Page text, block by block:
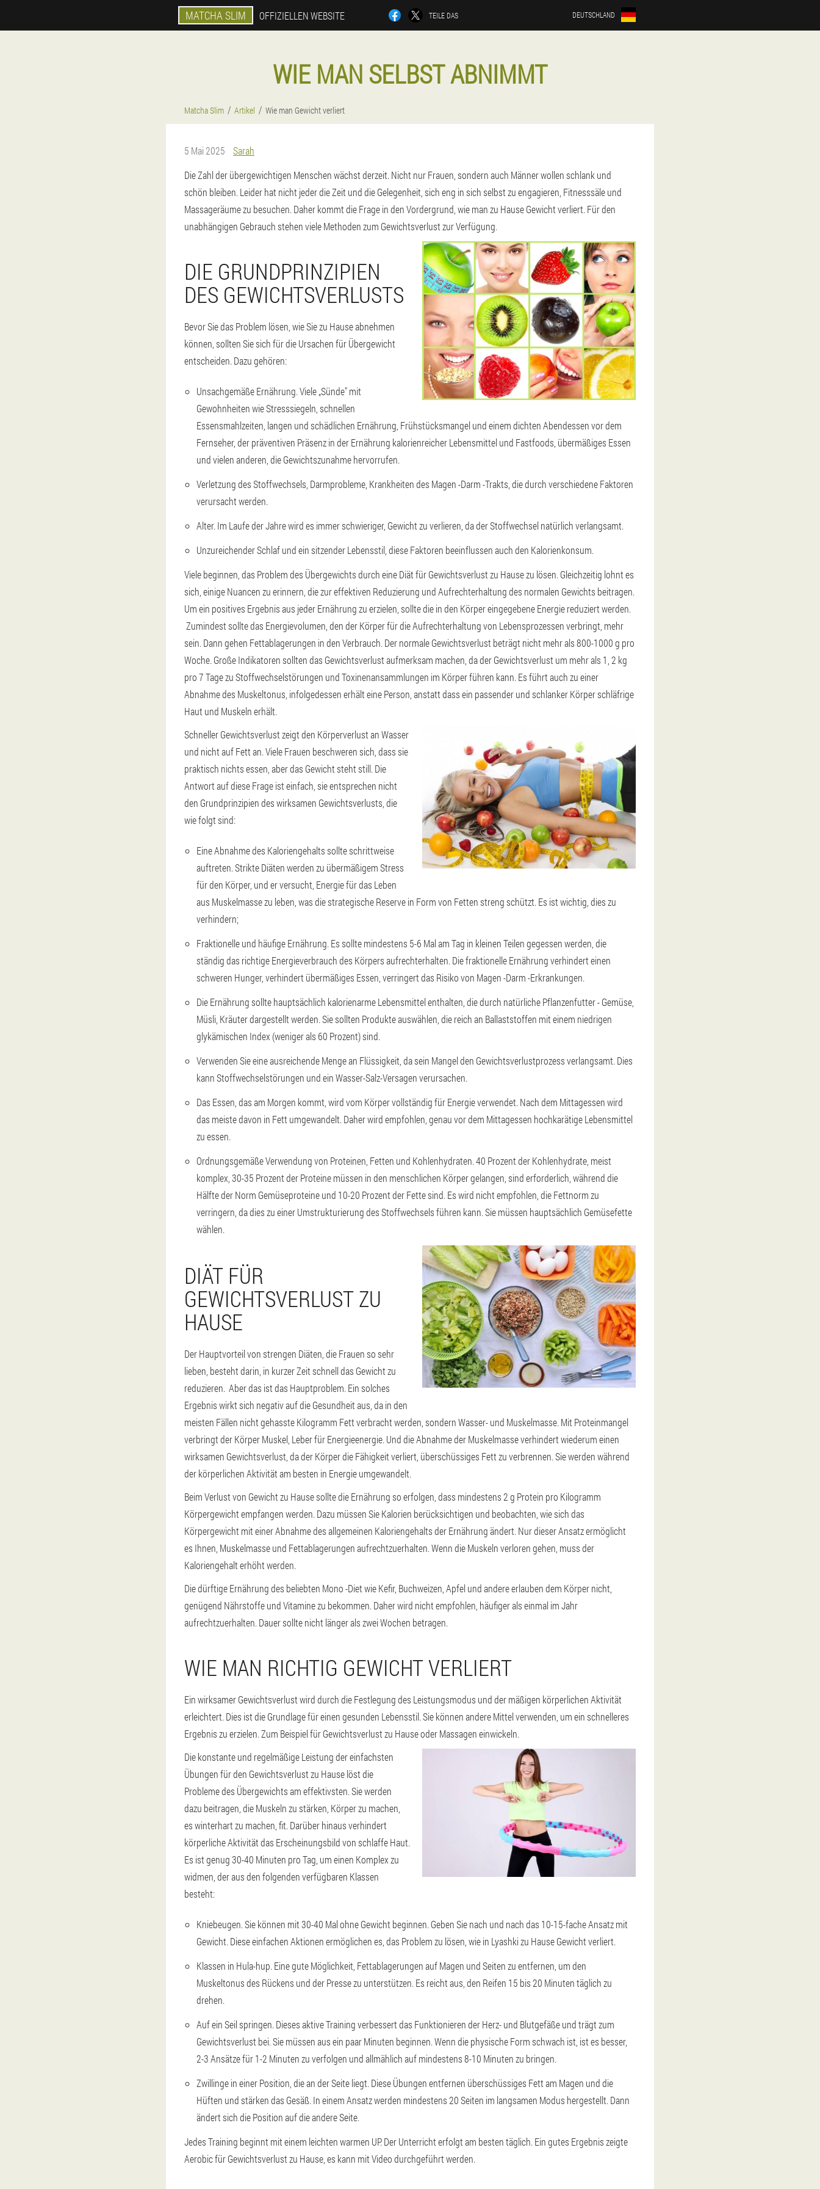
MATCHA SLIM OFFIZIELLEN WEBSITE TEILE DAS DEUTSCHLAND
WIE MAN SELBST ABNIMMT
Matcha Slim Artikel Wie man Gewicht verliert
5 Mai 2025
Sarah
Die Zahl der übergewichtigen Menschen wächst derzeit. Nicht nur Frauen, sondern auch Männer wollen schlank und
schön bleiben. Leider hat nicht jeder die Zeit und die Gelegenheit, sich eng in sich selbst zu engagieren, Fitnesssäle und
Massageräume zu besuchen. Daher kommt die Frage in den Vordergrund, wie man zu Hause Gewicht verliert. Für den
unabhängigen Gebrauch stehen viele Methoden zum Gewichtsverlust zur Verfügung.
DIE GRUNDPRINZIPIEN
DES GEWICHTSVERLUSTS
Bevor Sie das Problem lösen, wie Sie zu Hause abnehmen
können, sollten Sie sich für die Ursachen für Übergewicht
entscheiden. Dazu gehören:
Unsachgemäße Ernährung. Viele „Sünde" mit
Gewohnheiten wie Stresssiegeln, schnellen
Essensmahlzeiten, langen und schädlichen Ernährung, Frühstücksmangel und einem dichten Abendessen vor dem
Fernseher, der präventiven Präsenz in der Ernährung kalorienreicher Lebensmittel und Fastfoods, übermäßiges Essen
und vielen anderen, die Gewichtszunahme hervorrufen.
Verletzung des Stoffwechsels, Darmprobleme, Krankheiten des Magen -Darm -Trakts, die durch verschiedene Faktoren
verursacht werden.
Alter. Im Laufe der Jahre wird es immer schwieriger, Gewicht zu verlieren, da der Stoffwechsel natürlich verlangsamt.
Unzureichender Schlaf und ein sitzender Lebensstil, diese Faktoren beeinflussen auch den Kalorienkonsum.
Viele beginnen, das Problem des Übergewichts durch eine Diät für Gewichtsverlust zu Hause zu lösen. Gleichzeitig lohnt es
sich, einige Nuancen zu erinnern, die zur effektiven Reduzierung und Aufrechterhaltung des normalen Gewichts beitragen.
Um ein positives Ergebnis aus jeder Ernährung zu erzielen, sollte die in den Körper eingegebene Energie reduziert werden.
Zumindest sollte das Energievolumen, den der Körper für die Aufrechterhaltung von Lebensprozessen verbringt, mehr
sein. Dann gehen Fettablagerungen in den Verbrauch. Der normale Gewichtsverlust beträgt nicht mehr als 800-1000 g pro
Woche. Große Indikatoren sollten das Gewichtsverlust aufmerksam machen, da der Gewichtsverlust um mehr als 1, 2 kg
pro 7 Tage zu Stoffwechselstörungen und Toxinenansammlungen im Körper führen kann. Es führt auch zu einer
Abnahme des Muskeltonus, infolgedessen erhält eine Person, anstatt dass ein passender und schlanker Körper schläfrige
Haut und Muskeln erhält.
Schneller Gewichtsverlust zeigt den Körperverlust an Wasser
und nicht auf Fett an. Viele Frauen beschweren sich, dass sie
praktisch nichts essen, aber das Gewicht steht still. Die
Antwort auf diese Frage ist einfach, sie entsprechen nicht
den Grundprinzipien des wirksamen Gewichtsverlusts, die
wie folgt sind:
Eine Abnahme des Kaloriengehalts sollte schrittweise
auftreten. Strikte Diäten werden zu übermäßigem Stress
für den Körper, und er versucht, Energie für das Leben
aus Muskelmasse zu leben, was die strategische Reserve in Form von Fetten streng schützt. Es ist wichtig, dies zu
verhindern;
Fraktionelle und häufige Ernährung. Es sollte mindestens 5-6 Mal am Tag in kleinen Teilen gegessen werden, die
ständig das richtige Energieverbrauch des Körpers aufrechterhalten. Die fraktionelle Ernährung verhindert einen
schweren Hunger, verhindert übermäßiges Essen, verringert das Risiko von Magen -Darm -Erkrankungen.
Die Ernährung sollte hauptsächlich kalorienarme Lebensmittel enthalten, die durch natürliche Pflanzenfutter - Gemüse,
Müsli, Kräuter dargestellt werden. Sie sollten Produkte auswählen, die reich an Ballaststoffen mit einem niedrigen
glykämischen Index (weniger als 60 Prozent) sind.
Verwenden Sie eine ausreichende Menge an Flüssigkeit, da sein Mangel den Gewichtsverlustprozess verlangsamt. Dies
kann Stoffwechselstörungen und ein Wasser-Salz-Versagen verursachen.
Das Essen, das am Morgen kommt, wird vom Körper vollständig für Energie verwendet. Nach dem Mittagessen wird
das meiste davon in Fett umgewandelt. Daher wird empfohlen, genau vor dem Mittagessen hochkarätige Lebensmittel
zu essen.
Ordnungsgemäße Verwendung von Proteinen, Fetten und Kohlenhydraten. 40 Prozent der Kohlenhydrate, meist
komplex, 30-35 Prozent der Proteine müssen in den menschlichen Körper gelangen, sind erforderlich, während die
Hälfte der Norm Gemüseproteine und 10-20 Prozent der Fette sind. Es wird nicht empfohlen, die Fettnorm zu
verringern, da dies zu einer Umstrukturierung des Stoffwechsels führen kann. Sie müssen hauptsächlich Gemüsefette
wählen.
DIÄT FÜR
GEWICHTSVERLUST ZU
HAUSE
Der Hauptvorteil von strengen Diäten, die Frauen so sehr
lieben, besteht darin, in kurzer Zeit schnell das Gewicht zu
reduzieren. Aber das ist das Hauptproblem. Ein solches
Ergebnis wirkt sich negativ auf die Gesundheit aus, da in den
meisten Fällen nicht gehasste Kilogramm Fett verbracht werden, sondern Wasser- und Muskelmasse. Mit Proteinmangel
verbringt der Körper Muskel, Leber für Energieenergie. Und die Abnahme der Muskelmasse verhindert wiederum einen
wirksamen Gewichtsverlust, da der Körper die Fähigkeit verliert, überschüssiges Fett zu verbrennen. Sie werden während
der körperlichen Aktivität am besten in Energie umgewandelt.
Beim Verlust von Gewicht zu Hause sollte die Ernährung so erfolgen, dass mindestens 2 g Protein pro Kilogramm
Körpergewicht empfangen werden. Dazu müssen Sie Kalorien berücksichtigen und beobachten, wie sich das
Körpergewicht mit einer Abnahme des allgemeinen Kaloriengehalts der Ernährung ändert. Nur dieser Ansatz ermöglicht
es Ihnen, Muskelmasse und Fettablagerungen aufrechtzuerhalten. Wenn die Muskeln verloren gehen, muss der
Kaloriengehalt erhöht werden.
Die dürftige Ernährung des beliebten Mono -Diet wie Kefir, Buchweizen, Apfel und andere erlauben dem Körper nicht,
genügend Nährstoffe und Vitamine zu bekommen. Daher wird nicht empfohlen, häufiger als einmal im Jahr
aufrechtzuerhalten. Dauer sollte nicht länger als zwei Wochen betragen.
WIE MAN RICHTIG GEWICHT VERLIERT
Ein wirksamer Gewichtsverlust wird durch die Festlegung des Leistungsmodus und der mäßigen körperlichen Aktivität
erleichtert. Dies ist die Grundlage für einen gesunden Lebensstil. Sie können andere Mittel verwenden, um ein schnelleres
Ergebnis zu erzielen. Zum Beispiel für Gewichtsverlust zu Hause oder Massagen einwickeln.
Die konstante und regelmäßige Leistung der einfachsten
Übungen für den Gewichtsverlust zu Hause löst die
Probleme des Übergewichts am effektivsten. Sie werden
dazu beitragen, die Muskeln zu stärken, Körper zu machen,
es winterhart zu machen, fit. Darüber hinaus verhindert
körperliche Aktivität das Erscheinungsbild von schlaffe Haut.
Es ist genug 30-40 Minuten pro Tag, um einen Komplex zu
widmen, der aus den folgenden verfügbaren Klassen
besteht:
Kniebeugen. Sie können mit 30-40 Mal ohne Gewicht beginnen. Geben Sie nach und nach das 10-15-fache Ansatz mit
Gewicht. Diese einfachen Aktionen ermöglichen es, das Problem zu lösen, wie in Lyashki zu Hause Gewicht verliert.
Klassen in Hula-hup. Eine gute Möglichkeit, Fettablagerungen auf Magen und Seiten zu entfernen, um den
Muskeltonus des Rückens und der Presse zu unterstützen. Es reicht aus, den Reifen 15 bis 20 Minuten täglich zu
drehen.
Auf ein Seil springen. Dieses aktive Training verbessert das Funktionieren der Herz- und Blutgefäße und trägt zum
Gewichtsverlust bei. Sie müssen aus ein paar Minuten beginnen. Wenn die physische Form schwach ist, ist es besser,
2-3 Ansätze für 1-2 Minuten zu verfolgen und allmählich auf mindestens 8-10 Minuten zu bringen.
Zwillinge in einer Position, die an der Seite liegt. Diese Übungen entfernen überschüssiges Fett am Magen und die
Hüften und stärken das Gesäß. In einem Ansatz werden mindestens 20 Seiten im langsamen Modus hergestellt. Dann
ändert sich die Position auf die andere Seite.
Jedes Training beginnt mit einem leichten warmen UP. Der Unterricht erfolgt am besten täglich. Ein gutes Ergebnis zeigte
Aerobic für Gewichtsverlust zu Hause, es kann mit Video durchgeführt werden.